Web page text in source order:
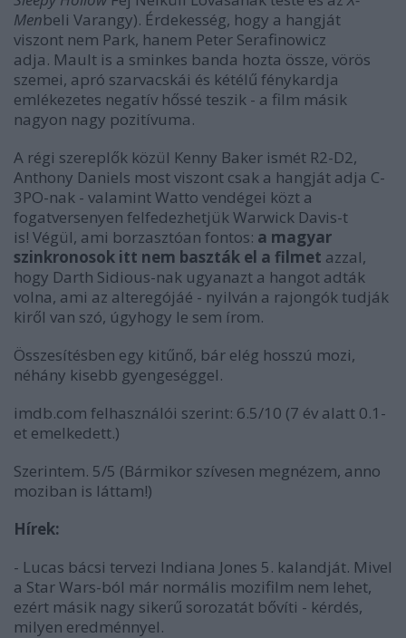
Menbeli Varangy). Érdekesség, hogy a hangját
viszont nem Park, hanem Peter Serafinowicz
adja. Mault is a sminkes banda hozta össze, vörös
szemei, apró szarvacskái és kétélű fénykardja
emlékezetes negatív hőssé teszik - a film másik
nagyon nagy pozitívuma.
A régi szereplők közül Kenny Baker ismét R2-D2,
Anthony Daniels most viszont csak a hangját adja C-
3PO-nak - valamint Watto vendégei közt a
fogatversenyen felfedezhetjük Warwick Davis-t
is! Végül, ami borzasztóan fontos: a magyar
szinkronosok itt nem baszták el a filmet azzal,
hogy Darth Sidious-nak ugyanazt a hangot adták
volna, ami az alteregójáé - nyilván a rajongók tudják
kiről van szó, úgyhogy le sem írom.
Összesítésben egy kitűnő, bár elég hosszú mozi,
néhány kisebb gyengeséggel.
imdb.com felhasználói szerint: 6.5/10 (7 év alatt 0.1-
et emelkedett.)
Szerintem. 5/5 (Bármikor szívesen megnézem, anno
moziban is láttam!)
Hírek:
- Lucas bácsi tervezi Indiana Jones 5. kalandját. Mivel
a Star Wars-ból már normális mozifilm nem lehet,
ezért másik nagy sikerű sorozatát bővíti - kérdés,
milyen eredménnyel.